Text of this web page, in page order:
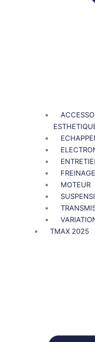
FREINAGE
MOTEUR
TMAX 2025